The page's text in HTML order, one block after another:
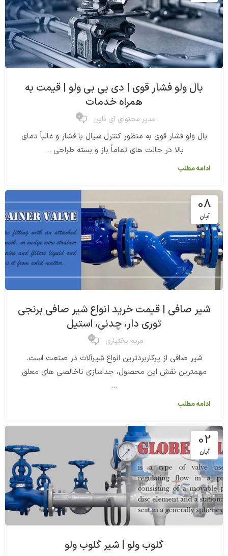
بال ولو فشار قوی | دی بی بی ولو | قیمت به
همراه خدمات
مدیر محتوای آی ناین 0
بال ولو فشار قوی به منظور کنترل سیال با فشار و غالباً دمای
بالا در حالت های تماماً باز و بسته طراحی ...
ادامه مطلب
08
آبان
شیر صافی | قیمت خرید انواع شیر صافی برنجی
توری دار، چدنی، استیل
مریم بختیاری 0
شیر صافی از پرکاربردترین انواع شیرآلات در صنعت است.
مهمترین نقش این محصول، جداسازی ناخالصی های معلق
...
ادامه مطلب
02
آبان
گلوب ولو | شیر گلوب ولو